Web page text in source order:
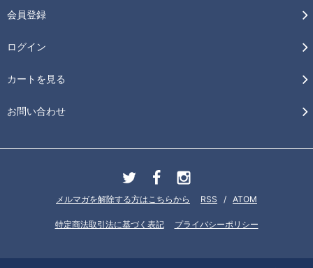
会員登録
ログイン
カートを見る
お問い合わせ
メルマガを解除する方はこちらから RSS / ATOM
特定商法取引法に基づく表記 プライバシーポリシー